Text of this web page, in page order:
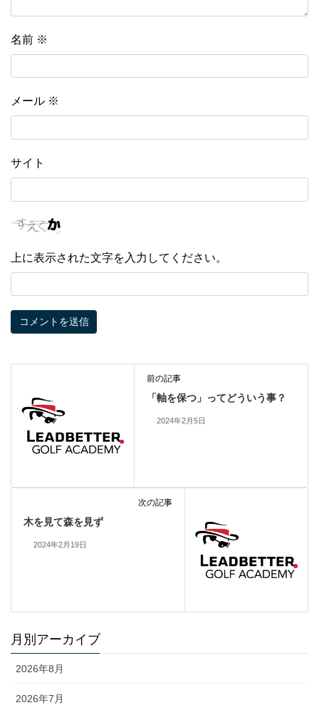
名前 ※
メール ※
サイト
上に表示された文字を入力してください。
前の記事
「軸を保つ」ってどういう事？
2024年2月5日
次の記事
木を見て森を見ず
2024年2月19日
月別アーカイブ
2026年8月
2026年7月